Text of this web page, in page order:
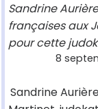
Sandrine
françaises aux
pour cette
8
Sandrine